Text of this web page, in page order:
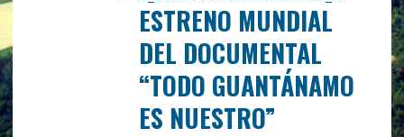
ESTRENO MUNDIAL
DEL DOCUMENTAL
“TODO GUANTÁNAMO
ES NUESTRO”